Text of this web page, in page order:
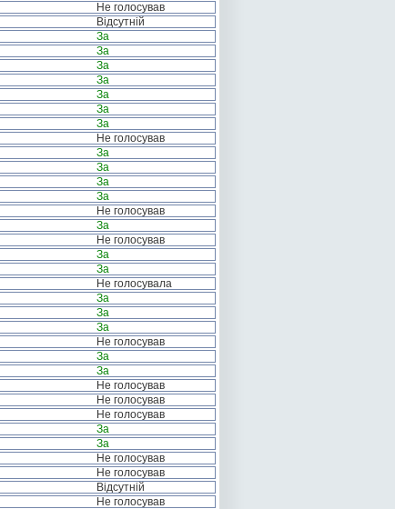
Не голосував
Відсутній
За
За
За
За
За
За
За
Не голосував
За
За
За
За
Не голосував
За
Не голосував
За
За
Не голосувала
За
За
За
Не голосував
За
За
Не голосував
Не голосував
Не голосував
За
За
Не голосував
Не голосував
Відсутній
Не голосував